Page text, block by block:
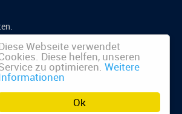
Ok
Webseite verwendet
Diese helfen, unseren
zu optimieren. Weitere